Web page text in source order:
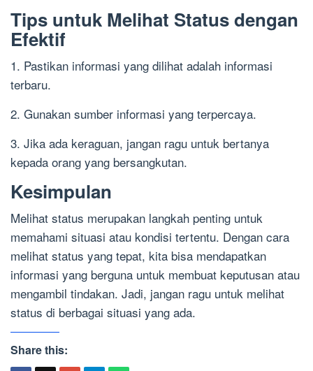
Tips untuk Melihat Status dengan
Efektif
1. Pastikan informasi yang dilihat adalah informasi
terbaru.
2. Gunakan sumber informasi yang terpercaya.
3. Jika ada keraguan, jangan ragu untuk bertanya
kepada orang yang bersangkutan.
Kesimpulan
Melihat status merupakan langkah penting untuk
memahami situasi atau kondisi tertentu. Dengan cara
melihat status yang tepat, kita bisa mendapatkan
informasi yang berguna untuk membuat keputusan atau
mengambil tindakan. Jadi, jangan ragu untuk melihat
status di berbagai situasi yang ada.
Share this: